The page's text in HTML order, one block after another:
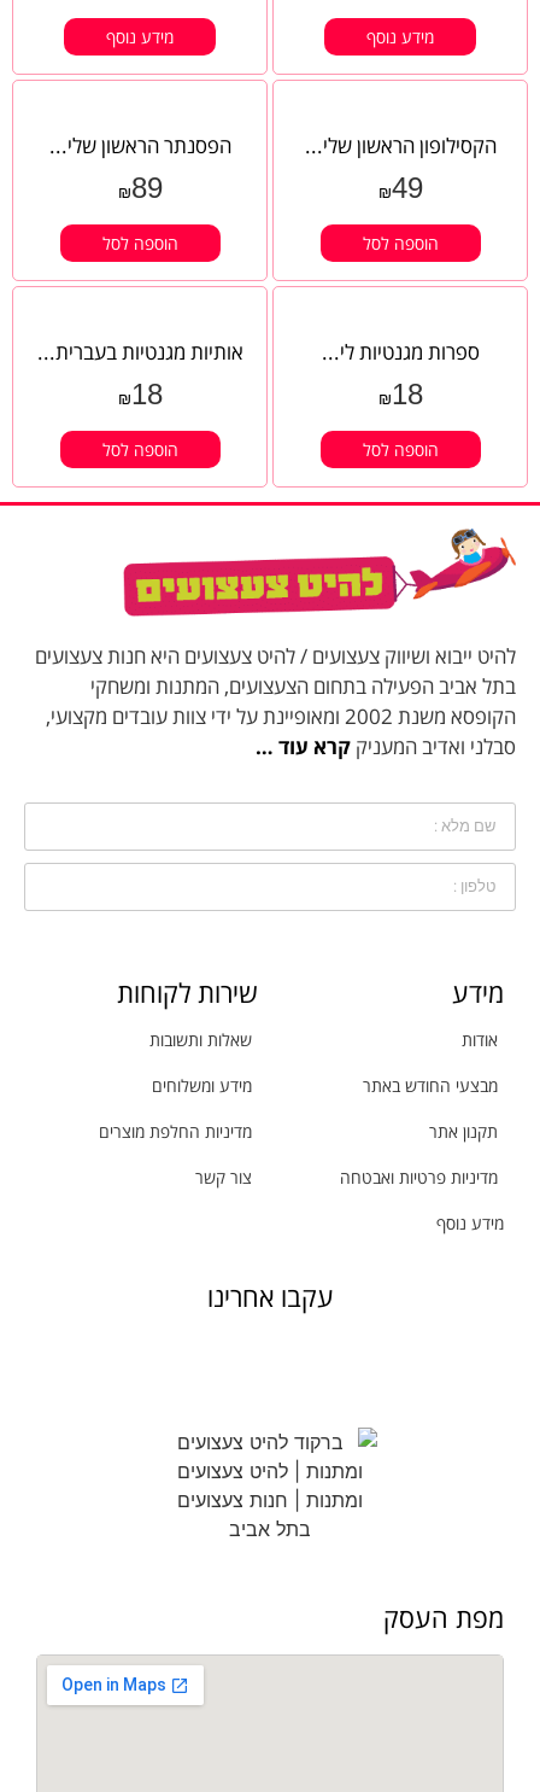
מידע נוסף מידע נוסף
הקסילופון הראשון שלי...
₪49
הוספה לסל
הפסנתר הראשון שלי...
₪89
הוספה לסל
ספרות מגנטיות לי...
₪18
הוספה לסל
אותיות מגנטיות בעברית...
₪18
הוספה לסל
להיט ייבוא ושיווק צעצועים / להיט צעצועים היא חנות צעצועים
בתל אביב הפעילה בתחום הצעצועים, המתנות ומשחקי
הקופסא משנת 2002 ומאופיינת על ידי צוות עובדים מקצועי,
סבלני ואדיב המעניק קרא עוד …
מידע
אודות
מבצעי החודש באתר
תקנון אתר
מדיניות פרטיות ואבטחה
מידע נוסף
שירות לקוחות
שאלות ותשובות
מידע ומשלוחים
מדיניות החלפת מוצרים
צור קשר
עקבו אחרינו
מפת העסק